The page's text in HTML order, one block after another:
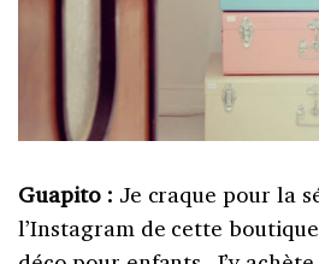
Guapito : Je craque pour la
l’Instagram de cette